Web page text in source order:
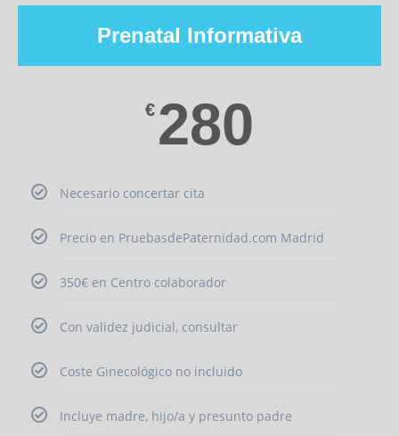
Prenatal Informativa
€ 280
Necesario concertar cita
Precio en PruebasdePaternidad.com Madrid
350€ en Centro colaborador
Con validez judicial, consultar
Coste Ginecológico no incluido
Incluye madre, hijo/a y presunto padre